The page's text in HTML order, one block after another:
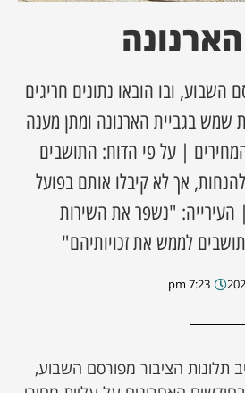
השבוע, ובו הובאו נתונים חריגים
שמש בגביית הארנונה ומתן מענה
| על פי הדוח: התושבים
אך לא קיבלו אותם בפועל
| העירייה: "נשפר את השירות
לממש את זכויותיהם"
7:23 pm
תלונות הציבור מפורסם השבוע,